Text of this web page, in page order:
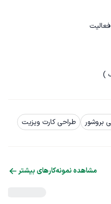
بروشور
طراحی کارت ویزیت
مشاهده نمونه‌کارهای بیشتر